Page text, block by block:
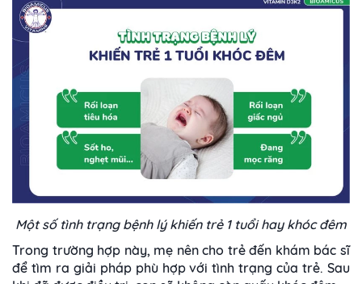
Một số tình trạng bệnh lý khiến trẻ 1 tuổi hay khóc đêm
Trong trường hợp này, mẹ nên cho trẻ đến khám bác sĩ
để tìm ra giải pháp phù hợp với tình trạng của trẻ. Sau